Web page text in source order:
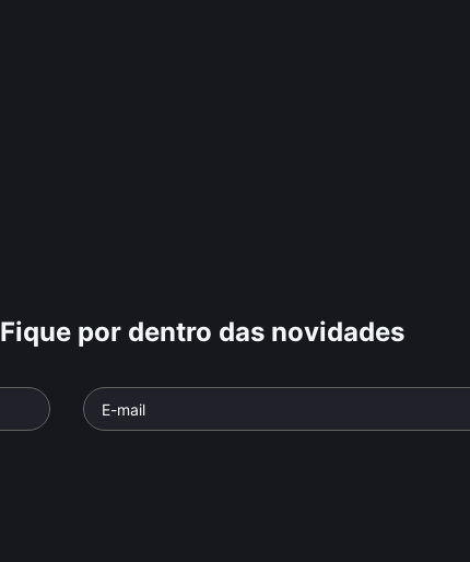
Fique por dentro das novidades